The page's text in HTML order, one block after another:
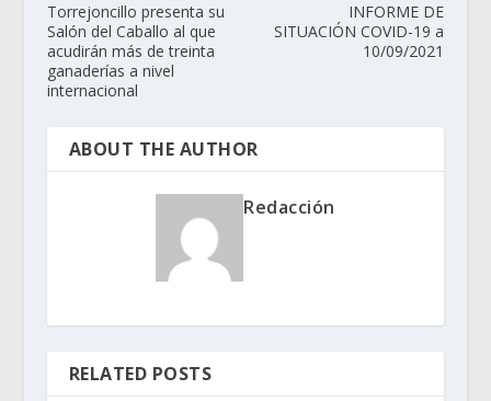
Torrejoncillo presenta su
Salón del Caballo al que
acudirán más de treinta
ganaderías a nivel
internacional
INFORME DE
SITUACIÓN COVID-19 a
10/09/2021
ABOUT THE AUTHOR
Redacción
RELATED POSTS